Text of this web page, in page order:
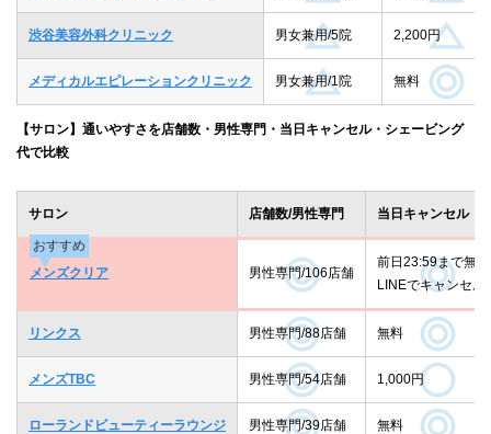
渋谷美容外科クリニック 男女兼用/5院 2,200円
メディカルエピレーションクリニック 男女兼用/1院 無料
【サロン】通いやすさを店舗数・男性専門・当日キャンセル・シェービング
代で比較
サロン 店舗数/男性専門 当日キャンセル
おすすめ
メンズクリア
男性専門/106店舗
前日23:59まで無料
LINEでキャンセル
リンクス 男性専門/88店舗 無料
メンズTBC 男性専門/54店舗 1,000円
ローランドビューティーラウンジ 男性専門/39店舗 無料